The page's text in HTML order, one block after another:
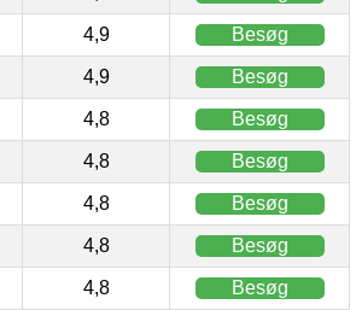
4,9 Besøg
4,9 Besøg
4,8 Besøg
4,8 Besøg
4,8 Besøg
4,8 Besøg
4,8 Besøg